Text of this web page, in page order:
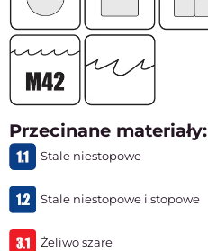
Przecinane materiały:
Stale niestopowe
Stale niestopowe i stopowe
Żeliwo szare